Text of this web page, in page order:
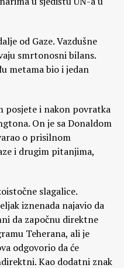
od Gaze. Vazdušne
smrtonosni bilans.
metama bio i jedan
posjete i nakon povratka
On je sa Donaldom
o prisilnom
i drugim pitanjima,
slagalice.
iznenada najavio da
da započnu direktne
Teherana, ali je
odgovorio da će
Kao dodatni znak